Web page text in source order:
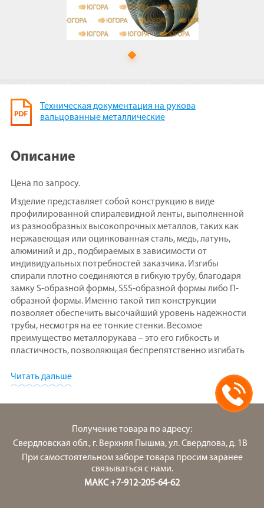
Техническая документация на рукова
вальцованные металлические
Описание
Цена по запросу.
Изделие представляет собой конструкцию в виде
профилированной спиралевидной ленты, выполненной
из разнообразных высокопрочных металлов, таких как
нержавеющая или оцинкованная сталь, медь, латунь,
алюминий и др., подбираемых в зависимости от
индивидуальных потребностей заказчика. Изгибы
спирали плотно соединяются в гибкую трубу, благодаря
замку S-образной формы, SSS-образной формы либо П-
образной формы. Именно такой тип конструкции
позволяет обеспечить высочайший уровень надежности
трубы, несмотря на ее тонкие стенки. Весомое
преимущество металлорукава – это его гибкость и
пластичность, позволяющая беспрепятственно изгибать
Опытным путем доказано, что вальцованная гофротруба
температурным, так и к механическим воздействиям.
диапазоне температур от -273 до +650 градусов. Кроме
того, с целью снизить вероятность уязвимости системы к
различным нагрузкам до минимума, разработана
возможность металлической оплетки трубы как в один,
так и в несколько слоев. Такое укрепление конструкции
Читать дальше
Получение товара по адресу:
Свердловская обл., г. Верхняя Пышма, ул. Свердлова, д. 1В
При самостоятельном заборе товара просим заранее
связываться с нами.
МАКС +7-912-205-64-62